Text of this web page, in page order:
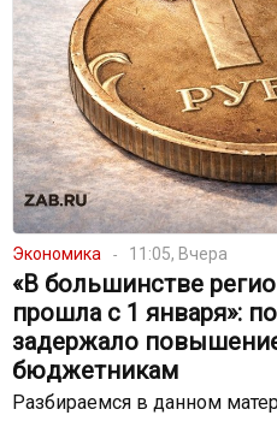
Экономика 11:05, Вчера
«В большинстве
прошла с 1 января»:
задержало
бюджетникам
Разбираемся в данном